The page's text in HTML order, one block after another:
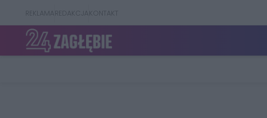
REKLAMAREDAKCJAKONTAKT